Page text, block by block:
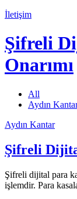
İletişim
Şifreli
Onarımı
All
Aydın
Aydın Kantar
Şifreli
Şifreli dijital para
işlemdir. Para